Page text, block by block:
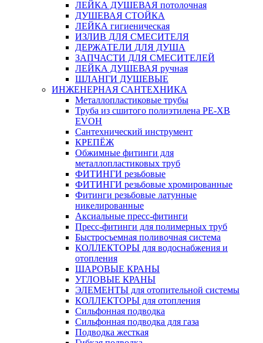
ЛЕЙКА ДУШЕВАЯ потолочная
ДУШЕВАЯ СТОЙКА
ЛЕЙКА гигиеническая
ИЗЛИВ ДЛЯ СМЕСИТЕЛЯ
ДЕРЖАТЕЛИ ДЛЯ ДУША
ЗАПЧАСТИ ДЛЯ СМЕСИТЕЛЕЙ
ЛЕЙКА ДУШЕВАЯ ручная
ШЛАНГИ ДУШЕВЫЕ
ИНЖЕНЕРНАЯ САНТЕХНИКА
Металлопластиковые трубы
Труба из сшитого полиэтилена PE-XB
EVOH
Сантехнический инструмент
КРЕПЁЖ
Обжимные фитинги для
металлопластиковых труб
ФИТИНГИ резьбовые
ФИТИНГИ резьбовые хромированные
Фитинги резьбовые латунные
никелированные
Аксиальные пресс-фитинги
Пресс-фитинги для полимерных труб
Быстросъемная поливочная система
КОЛЛЕКТОРЫ для водоснабжения и
отопления
ШАРОВЫЕ КРАНЫ
УГЛОВЫЕ КРАНЫ
ЭЛЕМЕНТЫ для отопительной системы
КОЛЛЕКТОРЫ для отопления
Сильфонная подводка
Cильфонная подводка для газа
Подводка жесткая